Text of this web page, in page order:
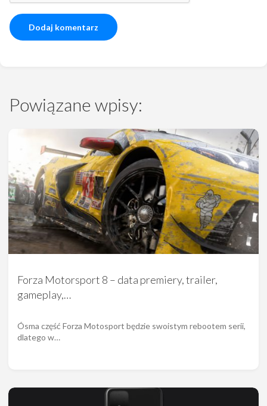
Powiązane wpisy:
Forza Motorsport 8 – data premiery, trailer,
gameplay,…
Ósma część Forza Motosport będzie swoistym rebootem serii,
dlatego w…